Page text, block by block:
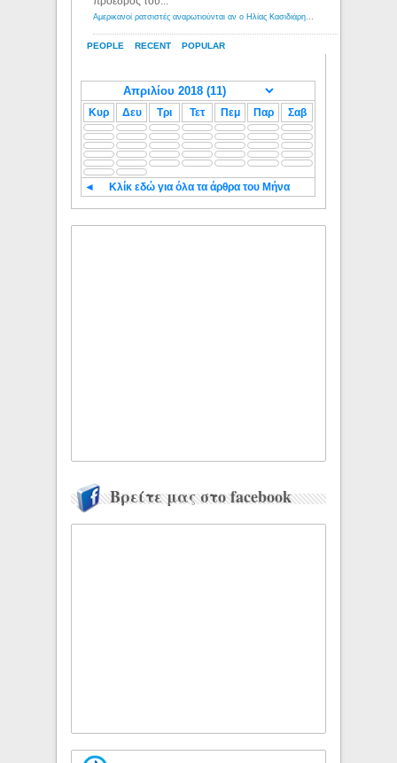
PEOPLE RECENT POPULAR
Αμερικανοί ρατσιστές αναρωτιούνται αν ο Ηλίας Κασιδιάρης ανήκει στη λευκή φυλή... - Λόγιος Ερμής
Κυρ Δευ Τρι Τετ Πεμ Παρ Σαβ
◄ Κλίκ εδώ για όλα τα άρθρα του Μήνα
Βρείτε μας στο facebook